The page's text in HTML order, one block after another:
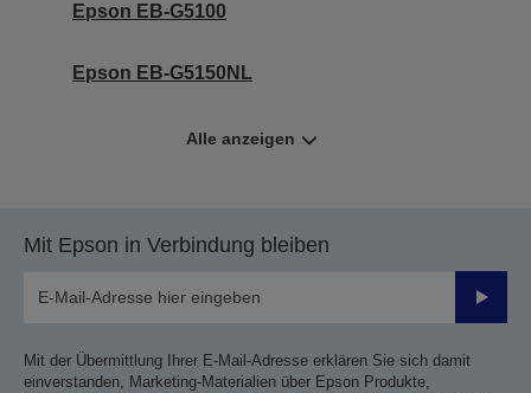
Epson EB-G5100
Epson EB-G5150NL
Alle anzeigen
Mit Epson in Verbindung bleiben
Mit der Übermittlung Ihrer E-Mail-Adresse erklären Sie sich damit
einverstanden, Marketing-Materialien über Epson Produkte,